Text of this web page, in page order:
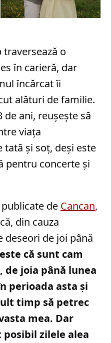
o
în carieră, dar
încărcat îi
alături de familie.
ani, reușește să
viața
și soț, deși este
pentru concerte și
de Cancan,
din cauza
deseori de joi până
că sunt cam
de joia până lunea
perioada asta și
timp să petrec
mea. Dar
zilele alea